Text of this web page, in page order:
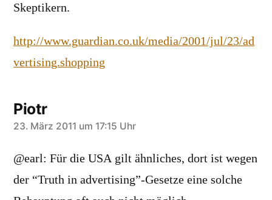
Skeptikern.
http://www.guardian.co.uk/media/2001/jul/23/ad
vertising.shopping
Piotr
sagt:
23. März 2011 um 17:15 Uhr
@earl: Für die USA gilt ähnliches, dort ist wegen
der “Truth in advertising”-Gesetze eine solche